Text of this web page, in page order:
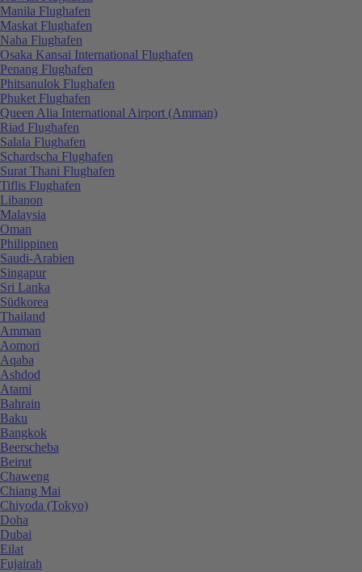
Manila Flughafen
Maskat Flughafen
Naha Flughafen
Osaka Kansai International Flughafen
Penang Flughafen
Phitsanulok Flughafen
Phuket Flughafen
Queen Alia International Airport (Amman)
Riad Flughafen
Salala Flughafen
Schardscha Flughafen
Surat Thani Flughafen
Tiflis Flughafen
Libanon
Malaysia
Oman
Philippinen
Saudi-Arabien
Singapur
Sri Lanka
Südkorea
Thailand
Amman
Aomori
Aqaba
Ashdod
Atami
Bahrain
Baku
Bangkok
Beerscheba
Beirut
Chaweng
Chiang Mai
Chiyoda (Tokyo)
Doha
Dubai
Eilat
Fujairah